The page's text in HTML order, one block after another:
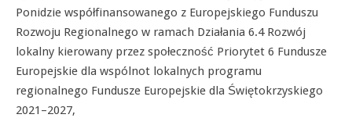
Ponidzie współfinansowanego z Europejskiego Funduszu
Rozwoju Regionalnego w ramach Działania 6.4 Rozwój
lokalny kierowany przez społeczność Priorytet 6 Fundusze
Europejskie dla wspólnot lokalnych programu
regionalnego Fundusze Europejskie dla Świętokrzyskiego
2021–2027,